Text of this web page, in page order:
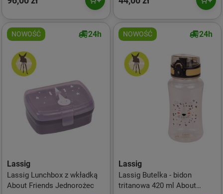
NOWOŚĆ 24h
Lassig
Lassig Lunchbox z wkładką
About Friends Jednorożec
NOWOŚĆ 24h
Lassig
Lassig Butelka - bidon
tritanowa 420 ml About